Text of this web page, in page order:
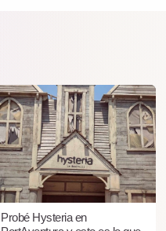
Probé Hysteria en